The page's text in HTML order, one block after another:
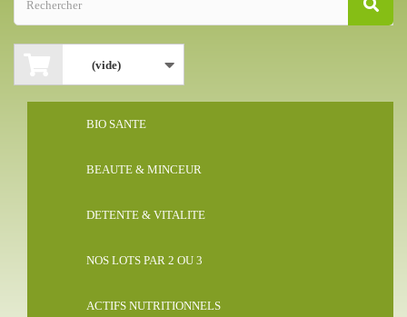
(vide)
BIO SANTE
BEAUTE & MINCEUR
DETENTE & VITALITE
NOS LOTS PAR 2 OU 3
ACTIFS NUTRITIONNELS